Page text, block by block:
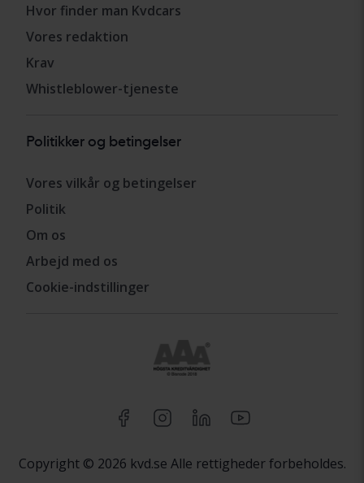
Hvor finder man Kvdcars
Vores redaktion
Krav
Whistleblower-tjeneste
Politikker og betingelser
Vores vilkår og betingelser
Politik
Om os
Arbejd med os
Cookie-indstillinger
Copyright © 2026 kvd.se Alle rettigheder forbeholdes.